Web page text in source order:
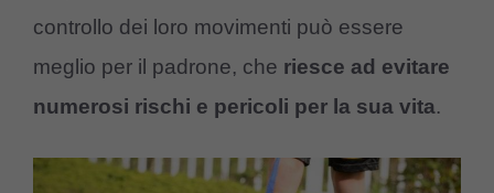
controllo dei loro movimenti può essere
meglio per il padrone, che riesce ad evitare
numerosi rischi e pericoli per la sua vita.